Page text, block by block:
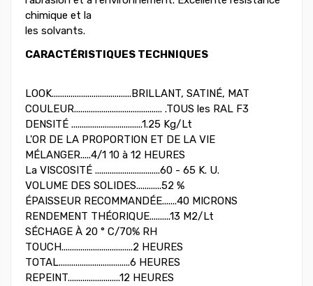
chimique et la
les solvants.
CARACTÉRISTIQUES TECHNIQUES
LOOK......................................BRILLANT, SATINÉ, MAT
COULEUR.......................................... .TOUS les RAL F3
DENSITÉ ..................................1.25 Kg/Lt
L'OR DE LA PROPORTION ET DE LA VIE
MÉLANGER.....4/1 10 à 12 HEURES
La VISCOSITÉ ...............................60 - 65 K. U.
VOLUME DES SOLIDES............52 %
ÉPAISSEUR RECOMMANDÉE.......40 MICRONS
RENDEMENT THÉORIQUE..........13 M2/Lt
SÉCHAGE À 20 ° C/70% RH
TOUCH..................................2 HEURES
TOTAL..................................6 HEURES
REPEINT.........................12 HEURES